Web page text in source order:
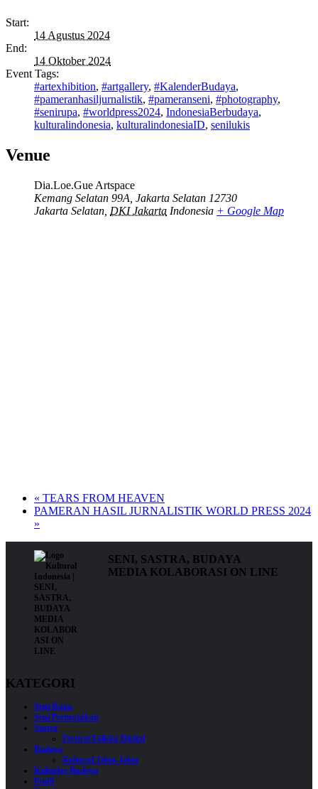
Start:
14 Agustus 2024
End:
14 Oktober 2024
Event Tags:
#artexhibition, #artgallery, #KalenderBudaya,
#pameranhasiljurnalistik, #pameranseni, #photography,
#senirupa, #worldpress2024, IndonesiaBerbudaya,
kulturalindonesia, kulturalindonesiaID, senilukis
Venue
Dia.Loe.Gue Artspace
Kemang Selatan 99A, Jakarta Selatan 12730
Jakarta Selatan DKI Jakarta Indonesia + Google Map
« TEARS FROM HEAVEN
PAMERAN HASIL JURNALISTIK WORLD PRESS 2024
»
SENI, SASTRA, BUDAYA
MEDIA KOLABORASI ON LINE
KATEGORI
Seni Rupa
Seni Pertunjukan
Sastra
Festival Folklor Digital
Budaya
Kultural Jalan-Jalan
Kalender Budaya
Profil